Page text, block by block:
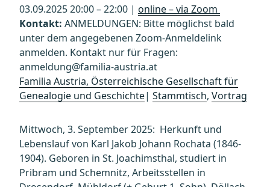
03.09.2025 20:00 – 22:00 | online – via Zoom
Kontakt: ANMELDUNGEN: Bitte möglichst bald
unter dem angegebenen Zoom-Anmeldelink
anmelden. Kontakt nur für Fragen:
anmeldung@familia-austria.at
Familia Austria, Österreichische Gesellschaft für
Genealogie und Geschichte| Stammtisch, Vortrag
Mittwoch, 3. September 2025: Herkunft und
Lebenslauf von Karl Jakob Johann Rochata (1846-
1904). Geboren in St. Joachimsthal, studiert in
Pribram und Schemnitz, Arbeitsstellen in